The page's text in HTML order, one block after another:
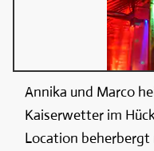
Annika und Marco
Kaiserwetter im
Location